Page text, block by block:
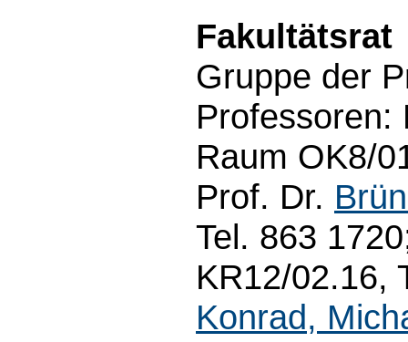
Fakultätsrat
Gruppe der
Raum OK8/
Prof. Dr.
Tel. 863
KR12/02.16,
Konrad,